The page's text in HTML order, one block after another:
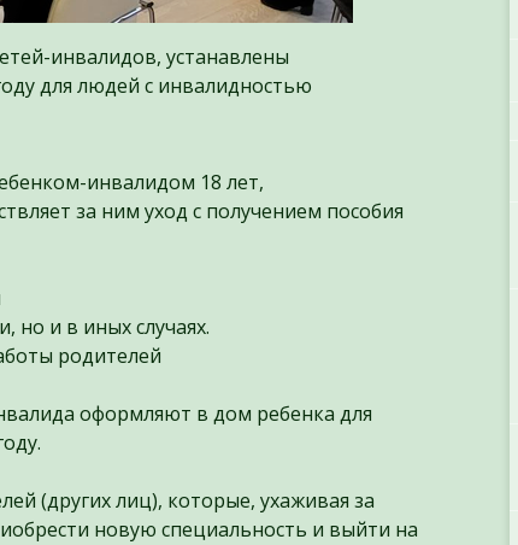
инвалидов, устанавлены
для людей с инвалидностью
инвалидом 18 лет,
за ним уход с получением пособия
но и в иных случаях.
родителей
оформляют в дом ребенка для
(других лиц), которые, ухаживая за
новую специальность и выйти на